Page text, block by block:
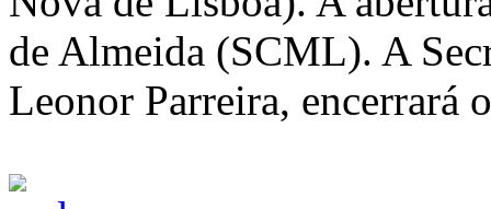
de Almeida (SCML). A
Leonor Parreira, encerrará